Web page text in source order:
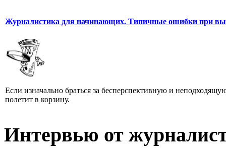
Журналистика для начинающих. Типичные ошибки при
Если изначально браться за бесперспективную и
полетит в корзину.
Интервью от